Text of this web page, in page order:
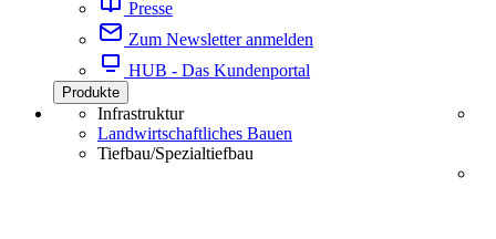
Presse
Zum Newsletter anmelden
HUB - Das Kundenportal
Produkte
Infrastruktur
Landwirtschaftliches Bauen
Tiefbau/Spezialtiefbau